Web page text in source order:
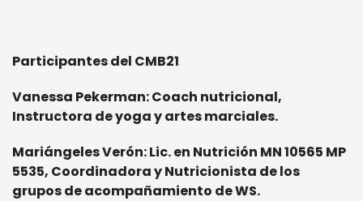
Participantes del CMB21
Vanessa Pekerman: Coach nutricional,
Instructora de yoga y artes marciales.
Mariángeles Verón: Lic. en Nutrición MN 10565 MP
5535, Coordinadora y Nutricionista de los
grupos de acompañamiento de WS.